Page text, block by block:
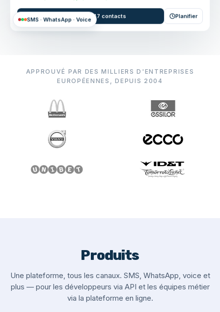
Envoyer à 847 contacts Planifier
SMS · WhatsApp · Voice
APPROUVÉ PAR DES MILLIERS D'ENTREPRISES
EUROPÉENNES, DEPUIS 2004
Produits
Une plateforme, tous les canaux. SMS, WhatsApp, voice et
plus — pour les développeurs via API et les équipes métier
via la plateforme en ligne.